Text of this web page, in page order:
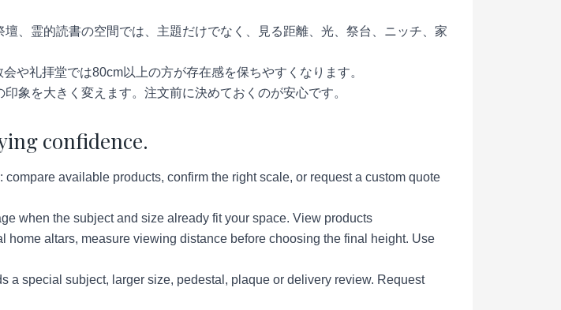
、霊的読書の空間では、主題だけでなく、見る距離、光、祭台、ニッチ、家
や礼拝堂では80cm以上の方が存在感を保ちやすくなります。
象を大きく変えます。注文前に決めておくのが安心です。
confidence.
available products, confirm the right scale, or request a custom quote
when the subject and size already fit your space. View products
home altars, measure viewing distance before choosing the final height. Use
a special subject, larger size, pedestal, plaque or delivery review. Request